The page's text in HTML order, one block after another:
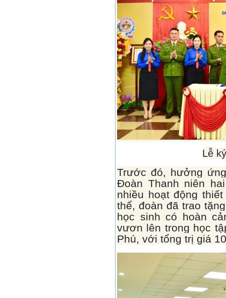
Lễ
Trước đó, hưởng
Đoàn Thanh niên
nhiều hoạt động
thể, đoàn đã trao
học sinh có hoàn
vươn lên trong học
Phú, với tổng trị giá